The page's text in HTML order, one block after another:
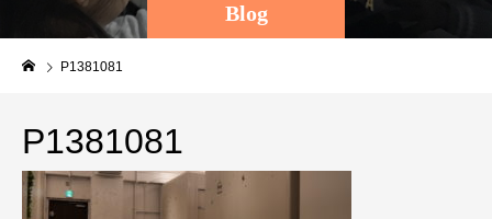
Blog
P1381081
P1381081